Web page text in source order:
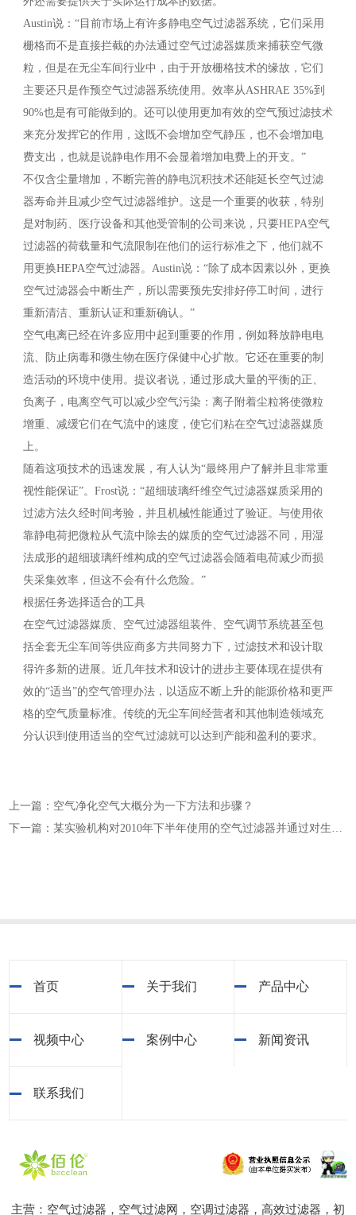
Austin说：“目前市场上有许多静电空气过滤器系统，它们采用
栅格而不是直接拦截的办法通过空气过滤器媒质来捕获空气微
粒，但是在无尘车间行业中，由于开放栅格技术的缘故，它们
主要还只是作预空气过滤器系统使用。效率从ASHRAE 35%到
90%也是有可能做到的。还可以使用更加有效的空气预过滤技术
来充分发挥它的作用，这既不会增加空气静压，也不会增加电
费支出，也就是说静电作用不会显着增加电费上的开支。”
不仅含尘量增加，不断完善的静电沉积技术还能延长空气过滤
器寿命并且减少空气过滤器维护。这是一个重要的收获，特别
是对制药、医疗设备和其他受管制的公司来说，只要HEPA空气
过滤器的荷载量和气流限制在他们的运行标准之下，他们就不
用更换HEPA空气过滤器。Austin说：“除了成本因素以外，更换
空气过滤器会中断生产，所以需要预先安排好停工时间，进行
重新清洁、重新认证和重新确认。”
空气电离已经在许多应用中起到重要的作用，例如释放静电电
流、防止病毒和微生物在医疗保健中心扩散。它还在重要的制
造活动的环境中使用。提议者说，通过形成大量的平衡的正、
负离子，电离空气可以减少空气污染：离子附着尘粒将使微粒
增重、减缓它们在气流中的速度，使它们粘在空气过滤器媒质
上。
随着这项技术的迅速发展，有人认为“最终用户了解并且非常重
视性能保证”。Frost说：“超细玻璃纤维空气过滤器媒质采用的
过滤方法久经时间考验，并且机械性能通过了验证。与使用依
靠静电荷把微粒从气流中除去的媒质的空气过滤器不同，用湿
法成形的超细玻璃纤维构成的空气过滤器会随着电荷减少而损
失采集效率，但这不会有什么危险。”
根据任务选择适合的工具
在空气过滤器媒质、空气过滤器组装件、空气调节系统甚至包
括全套无尘车间等供应商多方共同努力下，过滤技术和设计取
得许多新的进展。近几年技术和设计的进步主要体现在提供有
效的“适当”的空气管理办法，以适应不断上升的能源价格和更严
格的空气质量标准。传统的无尘车间经营者和其他制造领域充
分认识到使用适当的空气过滤就可以达到产能和盈利的要求。
上一篇：空气净化空气大概分为一下方法和步骤？
下一篇：某实验机构对2010年下半年使用的空气过滤器并通过对生活废弃物资源回收设施的二恶英进行检测
首页 关于我们 产品中心
视频中心 案例中心 新闻资讯
联系我们
主营：空气过滤器，空气过滤网，空调过滤器，高效过滤器，初